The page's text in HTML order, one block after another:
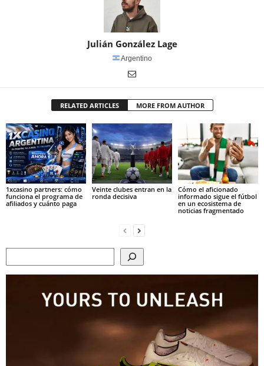
Julián González Lage
Argentino
RELATED ARTICLES MORE FROM AUTHOR
1xcasino partners: cómo
funciona el programa de
afiliados y cuánto paga
Veinte clubes entran en la
ronda decisiva
Cómo el aficionado
informado sigue el fútbol
en un ecosistema de
noticias fragmentado